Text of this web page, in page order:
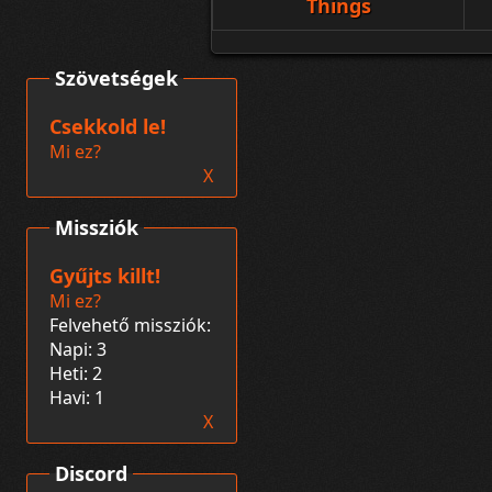
Things
Discord
Missziók
Gyűjts killt!
Mi ez?
Felvehető missziók:
Napi: 3
Heti: 2
Havi: 1
X
Szövetségek
Csekkold le!
Mi ez?
X